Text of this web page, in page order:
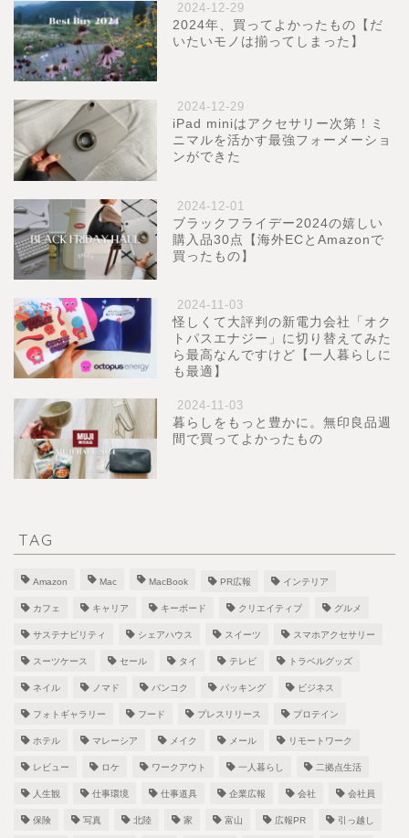
2024-12-29
2024年、買ってよかったもの【だ
いたいモノは揃ってしまった】
2024-12-29
iPad miniはアクセサリー次第！ミ
ニマルを活かす最強フォーメーショ
ンができた
2024-12-01
ブラックフライデー2024の嬉しい
購入品30点【海外ECとAmazonで
買ったもの】
2024-11-03
怪しくて大評判の新電力会社「オク
トパスエナジー」に切り替えてみた
ら最高なんですけど【一人暮らしに
も最適】
2024-11-03
暮らしをもっと豊かに。無印良品週
間で買ってよかったもの
TAG
Amazon Mac MacBook PR広報 インテリア
カフェ キャリア キーボード クリエイティブ グルメ
サステナビリティ シェアハウス スイーツ スマホアクセサリー
スーツケース セール タイ テレビ トラベルグッズ
ネイル ノマド バンコク パッキング ビジネス
フォトギャラリー フード プレスリリース プロテイン
ホテル マレーシア メイク メール リモートワーク
レビュー ロケ ワークアウト 一人暮らし 二拠点生活
人生観 仕事環境 仕事道具 企業広報 会社 会社員
保険 写真 北陸 家 富山 広報PR 引っ越し